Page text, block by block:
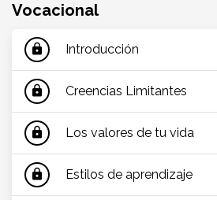
Vocacional
lock Introducción
lock Creencias Limitantes
lock Los valores de tu vida
lock Estilos de aprendizaje